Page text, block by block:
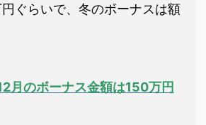
ぐらいで、冬のボーナスは額
月のボーナス金額は150万円